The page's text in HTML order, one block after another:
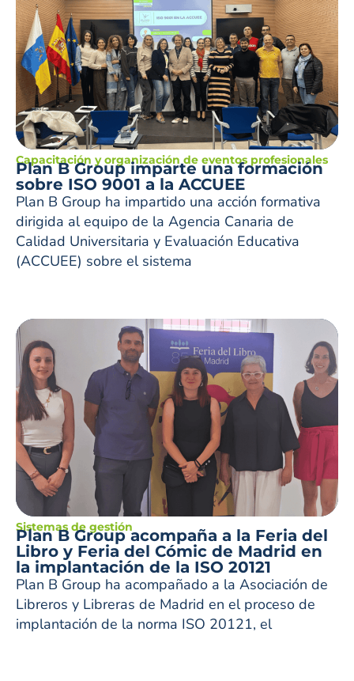
Capacitación y organización de eventos profesionales
Plan B Group imparte una formación
sobre ISO 9001 a la ACCUEE
Plan B Group ha impartido una acción formativa
dirigida al equipo de la Agencia Canaria de
Calidad Universitaria y Evaluación Educativa
(ACCUEE) sobre el sistema
Sistemas de gestión
Plan B Group acompaña a la Feria del
Libro y Feria del Cómic de Madrid en
la implantación de la ISO 20121
Plan B Group ha acompañado a la Asociación de
Libreros y Libreras de Madrid en el proceso de
implantación de la norma ISO 20121, el